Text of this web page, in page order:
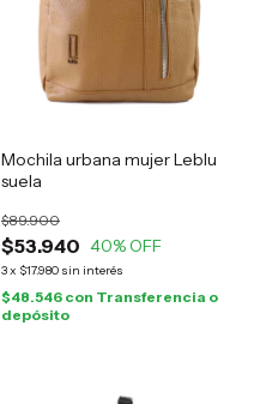
Mochila urbana mujer Leblu
suela
$53.940
$89.900
40% OFF
3x $17.980 sin interés
$48.546 con Transferencia o
depósito